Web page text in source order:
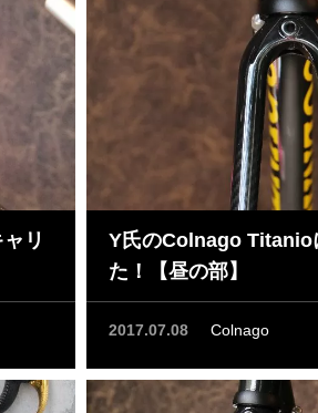
リ
Y氏のColnago Titanio
た！【昼の部】
2017.07.08 Colnago